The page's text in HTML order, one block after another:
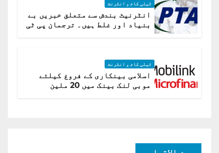
ٹیلی کام و انٹرنٹ
انٹرنیٹ بندش سے متعلق خبریں بے
بنیاد اور غلط ہیں۔ ترجمان پی ٹی
ٹیلی کام و انٹرنٹ
اسلامی بینکاری کے فروغ کیلئے
موبی لنک بینک میں 20 ملین